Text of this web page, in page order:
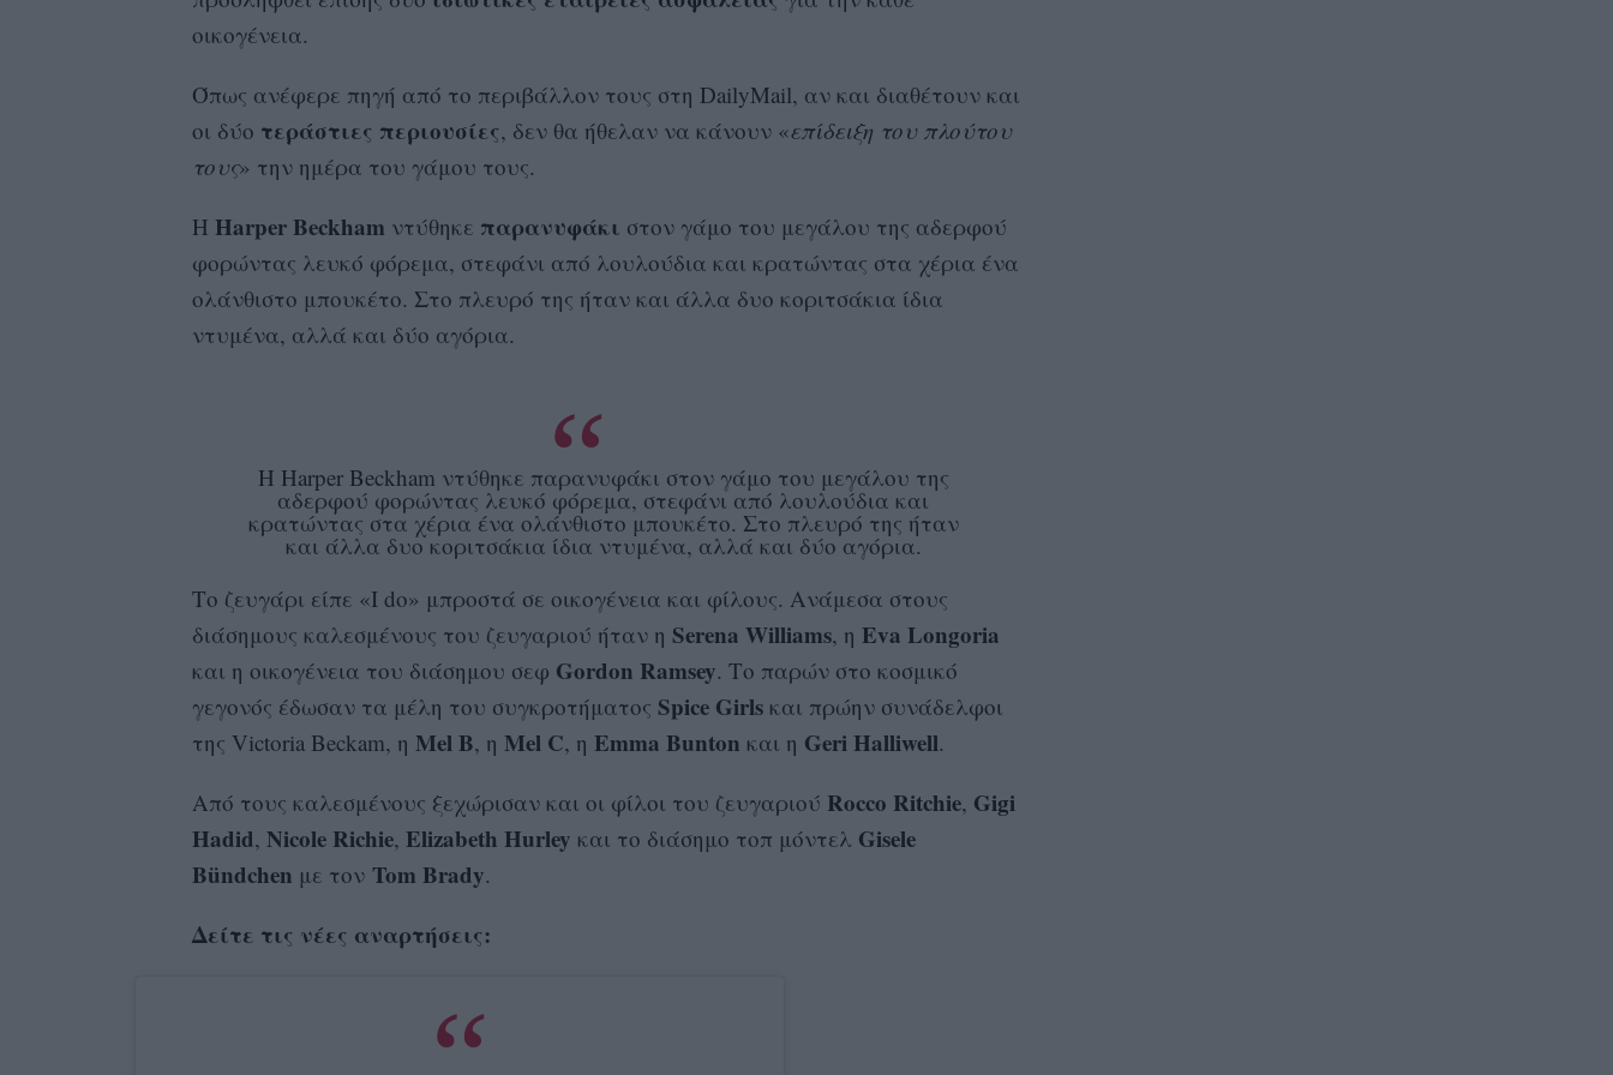
οικογένεια.
Όπως ανέφερε πηγή από το περιβάλλον τους στη DailyMail, αν και διαθέτουν και
οι δύο τεράστιες περιουσίες, δεν θα ήθελαν να κάνουν «επίδειξη του πλούτου
τους» την ημέρα του γάμου τους.
Η Harper Beckham ντύθηκε παρανυφάκι στον γάμο του μεγάλου της αδερφού
φορώντας λευκό φόρεμα, στεφάνι από λουλούδια και κρατώντας στα χέρια ένα
ολάνθιστο μπουκέτο. Στο πλευρό της ήταν και άλλα δυο κοριτσάκια ίδια
ντυμένα, αλλά και δύο αγόρια.
Η Harper Beckham ντύθηκε παρανυφάκι στον γάμο του μεγάλου της
αδερφού φορώντας λευκό φόρεμα, στεφάνι από λουλούδια και
κρατώντας στα χέρια ένα ολάνθιστο μπουκέτο. Στο πλευρό της ήταν
και άλλα δυο κοριτσάκια ίδια ντυμένα, αλλά και δύο αγόρια.
Το ζευγάρι είπε «I do» μπροστά σε οικογένεια και φίλους. Ανάμεσα στους
διάσημους καλεσμένους του ζευγαριού ήταν η Serena Williams, η Eva Longoria
και η οικογένεια του διάσημου σεφ Gordon Ramsey. Το παρών στο κοσμικό
γεγονός έδωσαν τα μέλη του συγκροτήματος Spice Girlsκαι πρώην συνάδελφοι
της Victoria Beckam, η Mel B, η Mel C, η Emma Bunton και η Geri Halliwell.
Από τους καλεσμένους ξεχώρισαν και οι φίλοι του ζευγαριού Rocco Ritchie, Gigi
Hadid, Nicole Richie, Elizabeth Hurley και το διάσημο τοπ μόντελ Gisele
Bündchen με τονTom Brady.
Δείτε τις νέες αναρτήσεις: